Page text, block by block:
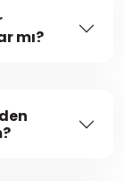
mı?